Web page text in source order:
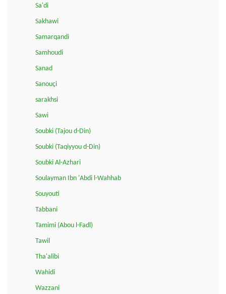
Sa'di
Sakhawi
Samarqandi
Samhoudi
Sanad
Sanouçi
sarakhsi
Sawi
Soubki (Tajou d-Din)
Soubki (Taqiyyou d-Din)
Soubki Al-Azhari
Soulayman Ibn 'Abdi l-Wahhab
Souyouti
Tabbani
Tamimi (Abou l-Fadl)
Tawil
Tha'alibi
Wahidi
Wazzani